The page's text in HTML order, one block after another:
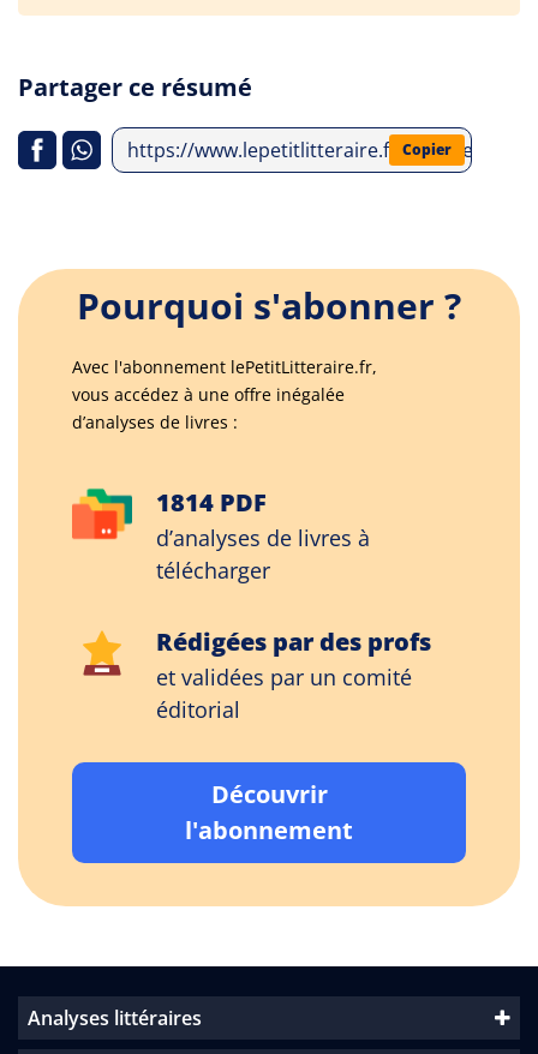
Partager ce résumé
https://www.lepetitlitteraire.fr/analyses-
Copier
Pourquoi s'abonner ?
Avec l'abonnement lePetitLitteraire.fr,
vous accédez à une offre inégalée
d’analyses de livres :
1814 PDF
d’analyses de livres à
télécharger
Rédigées par des profs
et validées par un comité
éditorial
Découvrir
l'abonnement
Analyses littéraires